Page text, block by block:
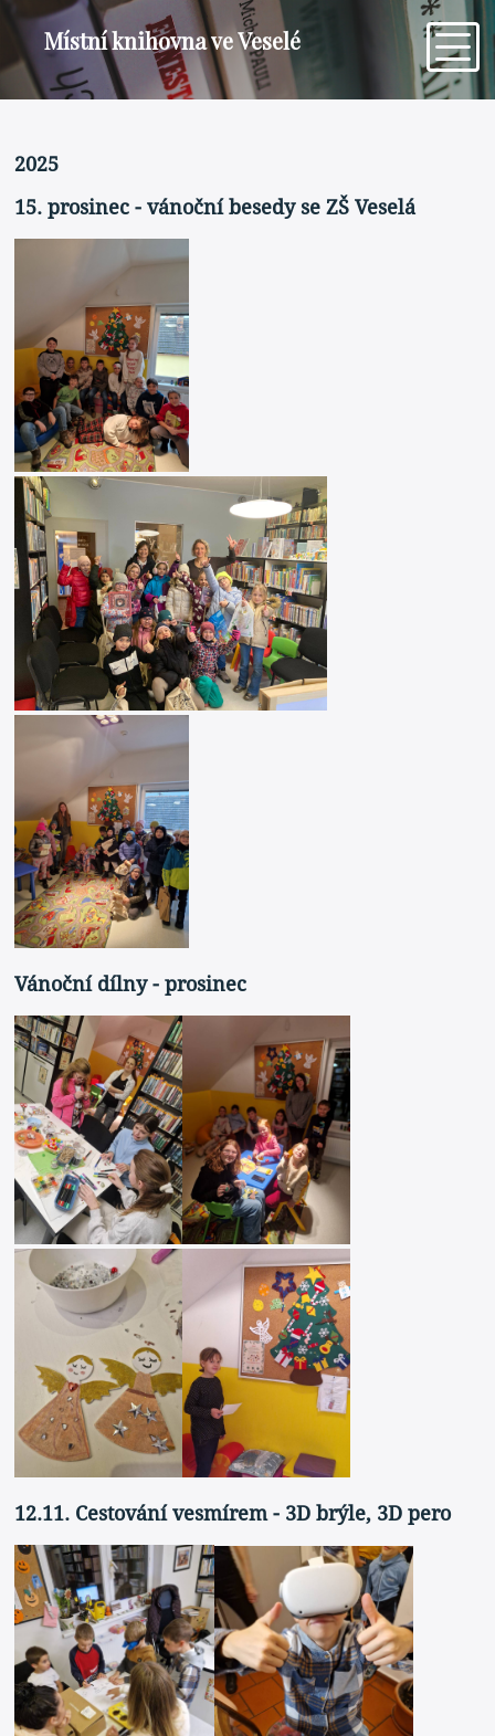
Místní knihovna ve Veselé
2025
15. prosinec - vánoční besedy se ZŠ Veselá
Vánoční dílny - prosinec
12.11. Cestování vesmírem - 3D brýle, 3D pero